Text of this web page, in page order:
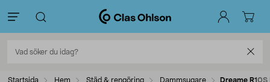
Startsida Hem Städ & rengöring Dammsugare Dreame